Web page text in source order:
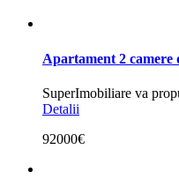
Apartament 2 camere
SuperImobiliare va
Detalii
92000€